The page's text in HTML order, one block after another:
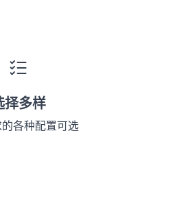
择多样
各种配置可选